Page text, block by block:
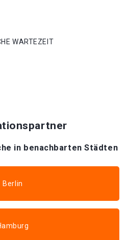
WARTEZEIT
in benachbarten Städten
Berlin